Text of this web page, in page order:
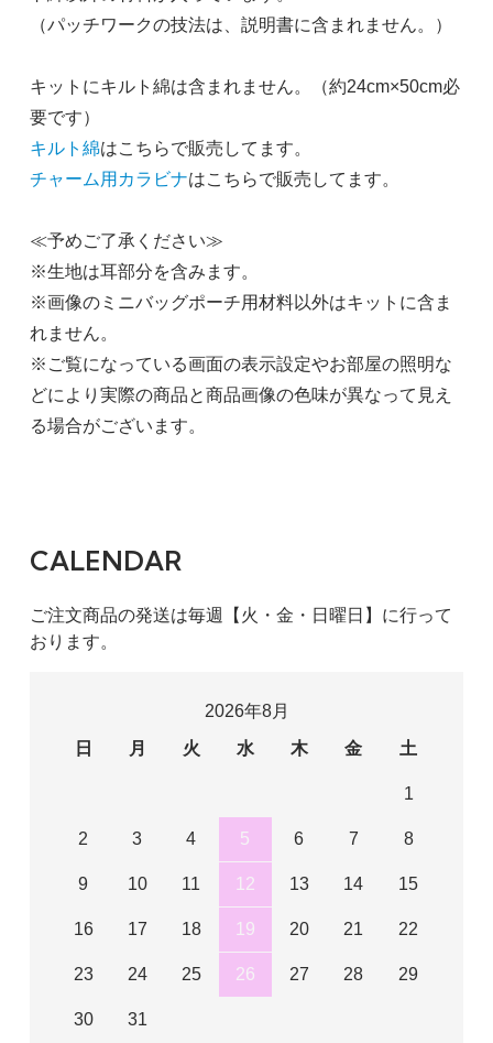
（パッチワークの技法は、説明書に含まれません。）
キットにキルト綿は含まれません。（約24cm×50cm必
要です）
キルト綿はこちらで販売してます。
チャーム用カラビナはこちらで販売してます。
≪予めご了承ください≫
※生地は耳部分を含みます。
※画像のミニバッグポーチ用材料以外はキットに含ま
れません。
※ご覧になっている画面の表示設定やお部屋の照明な
どにより実際の商品と商品画像の色味が異なって見え
る場合がございます。
CALENDAR
ご注文商品の発送は毎週【火・金・日曜日】に行って
おります。
2026年8月
日
月 火 水 木 金 土
1
2 3 4 5 6 7 8
9 10 11 12 13 14 15
16 17 18 19 20 21 22
23 24 25 26 27 28 29
30 31